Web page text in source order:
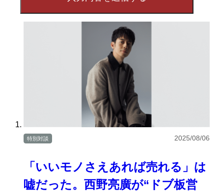
「いいモノさえあれば売れる」は
嘘だった。西野亮廣が“ドブ板営
特別対談 2025/08/06